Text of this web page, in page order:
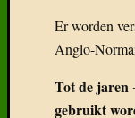
Er worden
Anglo-
Tot de jaren
gebruikt